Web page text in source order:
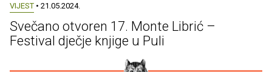
VIJEST • 21.05.2024.
Svečano otvoren 17. Monte Librić –
Festival dječje knjige u Puli